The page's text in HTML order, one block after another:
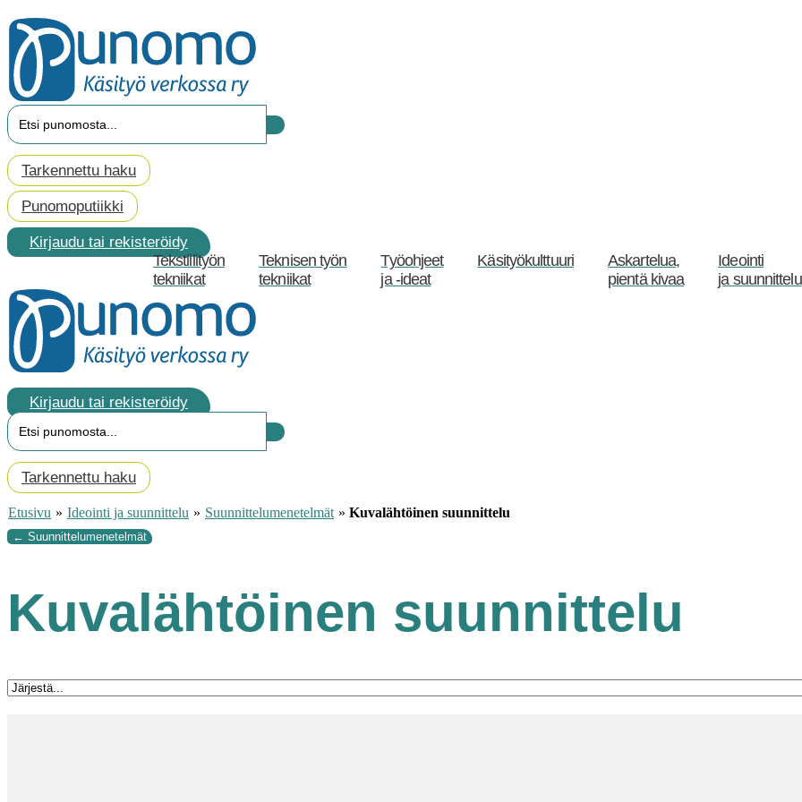
Mene
sisältöön
Search
Tarkennettu haku
Punomoputiikki
Kirjaudu tai rekisteröidy
Tekstiilityön
tekniikat
Teknisen työn
tekniikat
Työohjeet
ja -ideat
Käsityökulttuuri
Askartelua,
pientä kivaa
Ideointi
ja suunnittelu
Kirjaudu tai rekisteröidy
Search
Tarkennettu haku
Etusivu » Ideointi ja suunnittelu » Suunnittelumenetelmät » Kuvalähtöinen suunnittelu
← Suunnittelumenetelmät
Kuvalähtöinen suunnittelu